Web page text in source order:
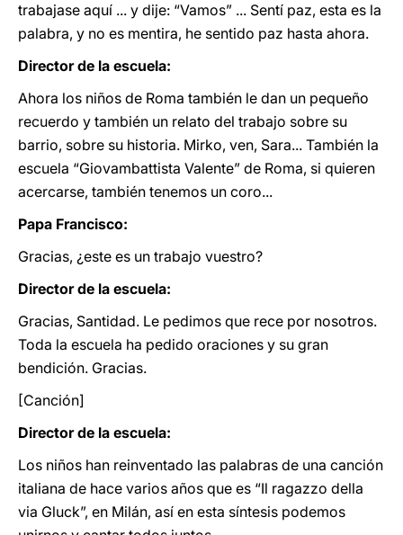
trabajase aquí ... y dije: “Vamos” ... Sentí paz, esta es la
palabra, y no es mentira, he sentido paz hasta ahora.
Director de la escuela:
Ahora los niños de Roma también le dan un pequeño
recuerdo y también un relato del trabajo sobre su
barrio, sobre su historia. Mirko, ven, Sara... También la
escuela “Giovambattista Valente” de Roma, si quieren
acercarse, también tenemos un coro...
Papa Francisco:
Gracias, ¿este es un trabajo vuestro?
Director de la escuela:
Gracias, Santidad. Le pedimos que rece por nosotros.
Toda la escuela ha pedido oraciones y su gran
bendición. Gracias.
[Canción]
Director de la escuela:
Los niños han reinventado las palabras de una canción
italiana de hace varios años que es “Il ragazzo della
via Gluck”, en Milán, así en esta síntesis podemos